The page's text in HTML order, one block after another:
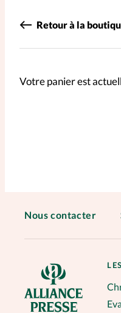
Retour à la
Votre panier est
Nous contacter